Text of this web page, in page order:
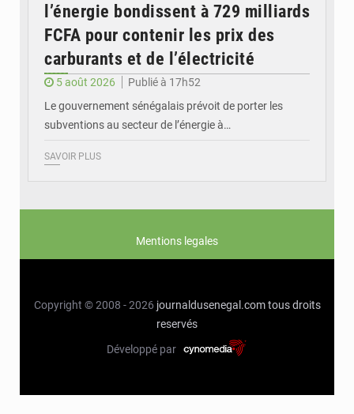
l’énergie bondissent à 729 milliards
FCFA pour contenir les prix des
carburants et de l’électricité
5 août 2026
Publié à 17h52
Le gouvernement sénégalais prévoit de porter les
subventions au secteur de l’énergie à…
SAVOIR PLUS
Mentions legales
Copyright © 2008 - 2026 journaldusenegal.com tous droits
reservés
Développé par